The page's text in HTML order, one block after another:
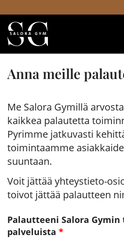
Anna meille
Me Salora Gymillä
kaikkea palautetta
Pyrimme jatkuvasti
toimintaamme
suuntaan.
Voit jättää yhteystieto-
toivot jättää palautteen
Palautteeni Salora
palveluista *